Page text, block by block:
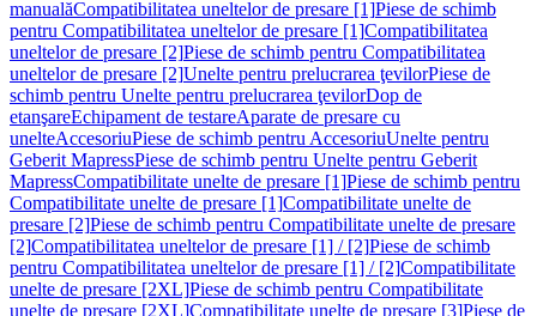
manualăCompatibilitatea uneltelor de presare [1]Piese de schimb
pentru Compatibilitatea uneltelor de presare [1]Compatibilitatea
uneltelor de presare [2]Piese de schimb pentru Compatibilitatea
uneltelor de presare [2]Unelte pentru prelucrarea ţevilorPiese de
schimb pentru Unelte pentru prelucrarea ţevilorDop de
etanşareEchipament de testareAparate de presare cu
unelteAccesoriuPiese de schimb pentru AccesoriuUnelte pentru
Geberit MapressPiese de schimb pentru Unelte pentru Geberit
MapressCompatibilitate unelte de presare [1]Piese de schimb pentru
Compatibilitate unelte de presare [1]Compatibilitate unelte de
presare [2]Piese de schimb pentru Compatibilitate unelte de presare
[2]Compatibilitatea uneltelor de presare [1] / [2]Piese de schimb
pentru Compatibilitatea uneltelor de presare [1] / [2]Compatibilitate
unelte de presare [2XL]Piese de schimb pentru Compatibilitate
unelte de presare [2XL]Compatibilitate unelte de presare [3]Piese de